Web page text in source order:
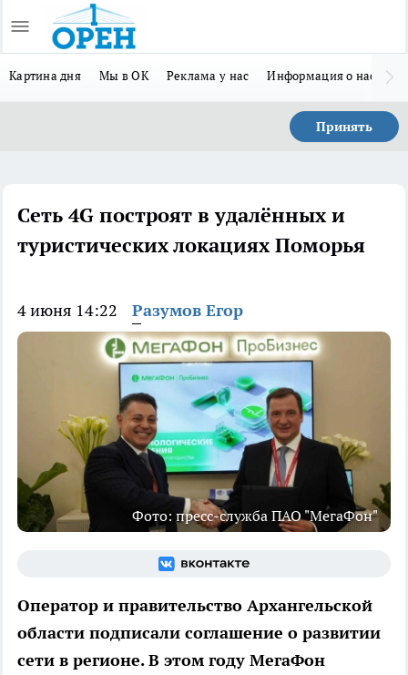
Картина дня Мы в ОК Реклама у нас Информация о нас
Принять
Cеть 4G построят в удалённых и
туристических локациях Поморья
4 июня 14:22 Разумов Егор
Фото: пресс-служба ПАО "МегаФон"
Оператор и правительство Архангельской
области подписали соглашение о развитии
сети в регионе. В этом году МегаФон